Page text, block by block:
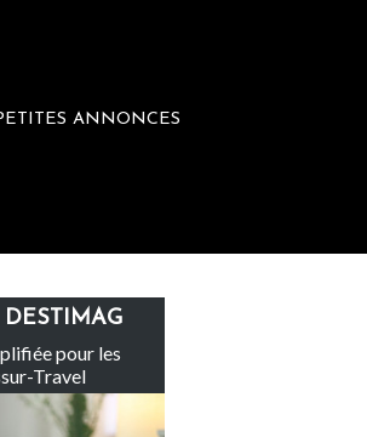
ANNONCES
Eden Tour
pour les
Travel